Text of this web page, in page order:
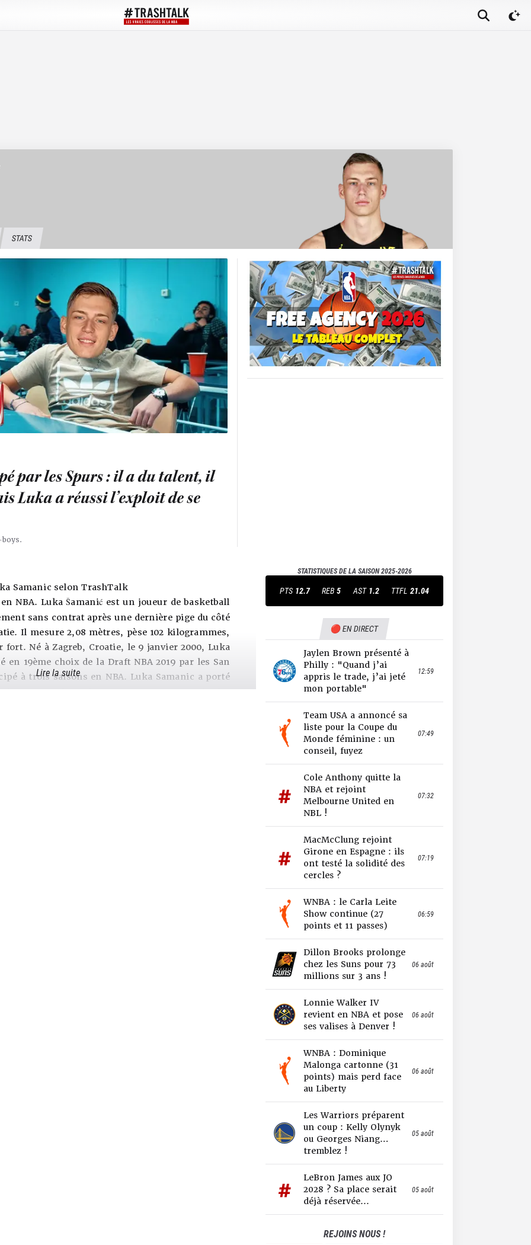
STATS
par les Spurs : il a du talent, il
Luka a réussi l’exploit de se
Samanic selon TrashTalk
NBA. Luka Šamanić est un joueur de basketball
sans contrat après une dernière pige du côté
Il mesure 2,08 mètres, pèse 102 kilogrammes,
fort. Né à Zagreb, Croatie, le 9 janvier 2000, Luka
en 19ème choix de la Draft NBA 2019 par les San
à trois saisons en NBA. Luka Samanic a porté
Spurs et du Utah Jazz en NBA, mais aussi celui
Lire la suite
STATISTIQUES DE LA SAISON2025-2026
PTS 12.7 REB 5 AST 1.2 TTFL 21.04
🔴 EN DIRECT
Jaylen Brown présenté à
Philly : "Quand j’ai
appris le trade, j’ai jeté
mon portable"
12:59
Team USA a annoncé sa
liste pour la Coupe du
Monde féminine : un
conseil, fuyez
07:49
Cole Anthony quitte la
NBA et rejoint
Melbourne United en
NBL !
07:32
MacMcClung rejoint
Girone en Espagne : ils
ont testé la solidité des
cercles ?
07:19
WNBA : le Carla Leite
Show continue (27
points et 11 passes)
06:59
Dillon Brooks prolonge
chez les Suns pour 73
millions sur 3 ans !
06 août
Lonnie Walker IV
revient en NBA et pose
ses valises à Denver !
06 août
WNBA : Dominique
Malonga cartonne (31
points) mais perd face
au Liberty
06 août
Les Warriors préparent
un coup : Kelly Olynyk
ou Georges Niang…
tremblez !
05 août
LeBron James aux JO
2028 ? Sa place serait
déjà réservée...
05 août
REJOINS NOUS !